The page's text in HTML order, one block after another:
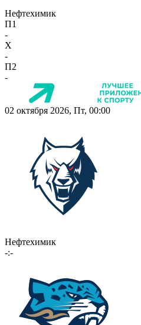
Нефтехимик
П1
-
X
-
П2
-
02 октября 2026, Пт, 00:00
Нефтехимик
-:-